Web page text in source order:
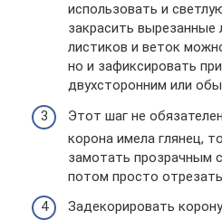
использовать и
закрасить вырезанные
листиков и веток
но и зафиксировать
двухсторонним или
Этот шаг не
корона имела глянец,
замотать прозрачным
потом просто отрезать.
Задекорировать